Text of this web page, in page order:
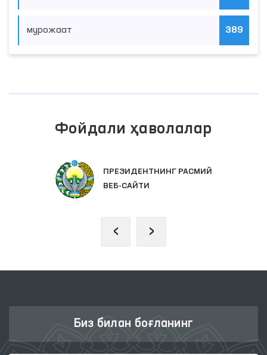
мурожаат 389
Фойдали ҳаволалар
ПРЕЗИДЕНТНИНГ РАСМИЙ
ВЕБ-САЙТИ
‹ ›
Биз билан боғланинг